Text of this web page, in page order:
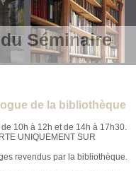
Séminaire
de la bibliothèque
10h à 12h et de 14h à 17h30.
UNIQUEMENT SUR
revendus par la bibliothèque.